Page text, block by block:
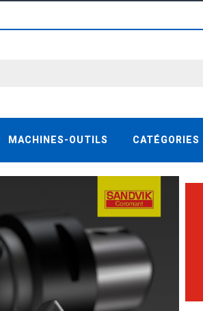
MACHINES-OUTILS CATÉGORIES